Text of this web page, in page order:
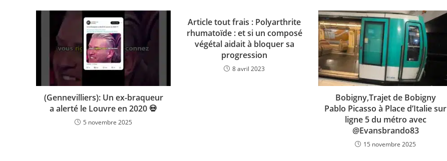
(Gennevilliers): Un ex-braqueur
a alerté le Louvre en 2020 💀
5 novembre 2025
Article tout frais : Polyarthrite
rhumatoïde : et si un composé
végétal aidait à bloquer sa
progression
8 avril 2023
Bobigny,Trajet de Bobigny
Pablo Picasso à Place d’Italie sur
ligne 5 du métro avec
@Evansbrando83
15 novembre 2025